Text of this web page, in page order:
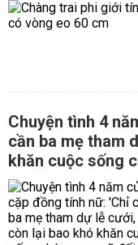
Chuyện tình 4
cần ba mẹ tham
khăn cuộc sống